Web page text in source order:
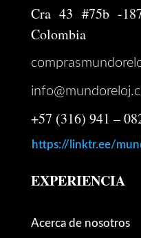
Cra 43 #75b -
Colombia
+57 (316) 941 –
https://linktr.ee/
EXPERIENCIA
Acerca de nosotros